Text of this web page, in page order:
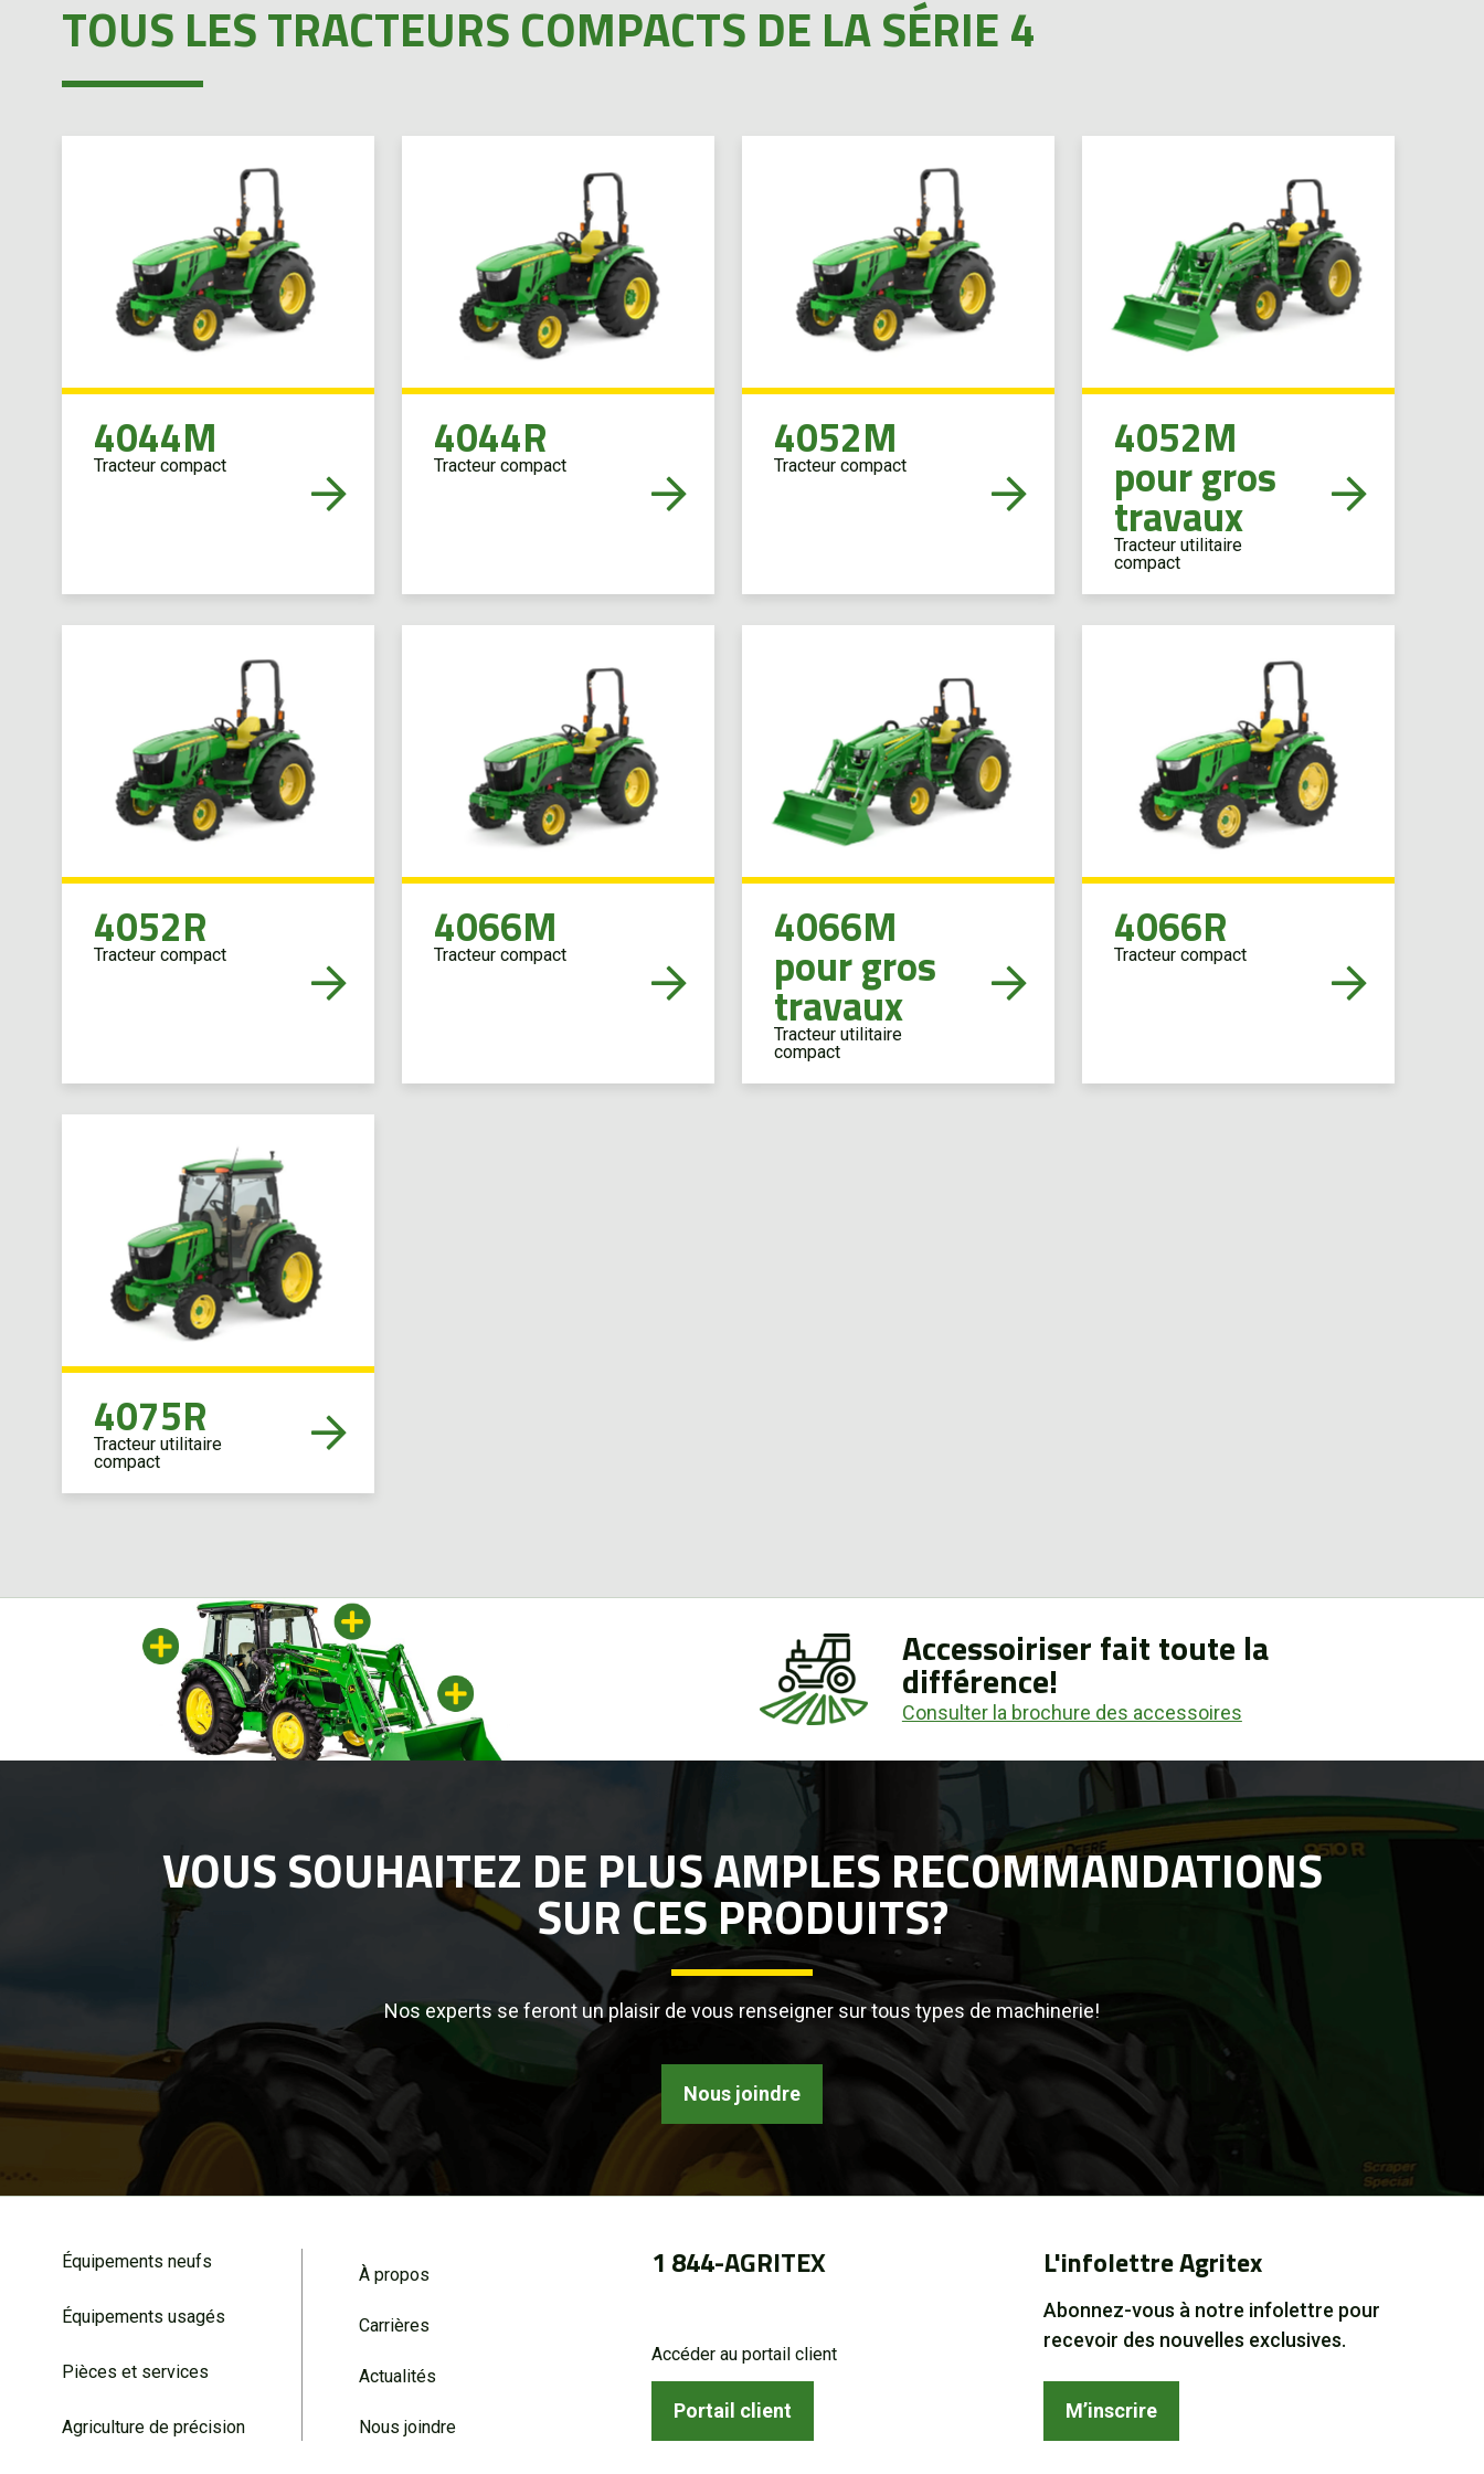
TOUS LES TRACTEURS COMPACTS DE LA SÉRIE 4
4044M
Tracteur compact 4044R
Tracteur compact 4052M
Tracteur compact 4052M
pour gros
travaux
Tracteur utilitaire
compact
4052R
Tracteur compact 4066M
Tracteur compact 4066M
pour gros
travaux
Tracteur utilitaire
compact
4066R
Tracteur compact
4075R
Tracteur utilitaire
compact
Accessoiriser fait toute la
différence!
Consulter la brochure des accessoires
VOUS SOUHAITEZ DE PLUS AMPLES RECOMMANDATIONS
SUR CES PRODUITS?
Nos experts se feront un plaisir de vous renseigner sur tous types de machinerie!
Nous joindre
Équipements neufs
Équipements usagés
Pièces et services
Agriculture de précision
À propos
Carrières
Actualités
Nous joindre
1 844-AGRITEX
Accéder au portail client
Portail client
L'infolettre Agritex
Abonnez-vous à notre infolettre pour
recevoir des nouvelles exclusives.
M’inscrire
À propos
Promotions
Carrières
Nous joindre